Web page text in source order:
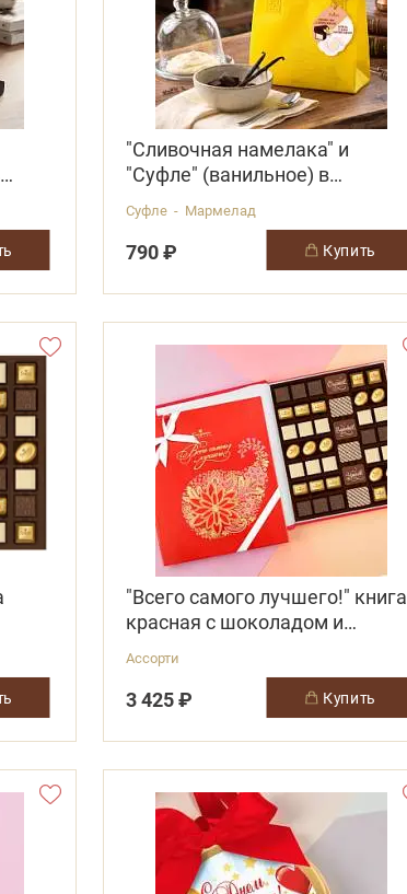
"Сливочная намелака" и
"Суфле" (ванильное) в
термопакете
Суфле - Мармелад
790 ₽ купить
"Всего самого лучшего!" книга
красная с шоколадом и
конфетами "Ассорти"
Ассорти
3 425 ₽ купить